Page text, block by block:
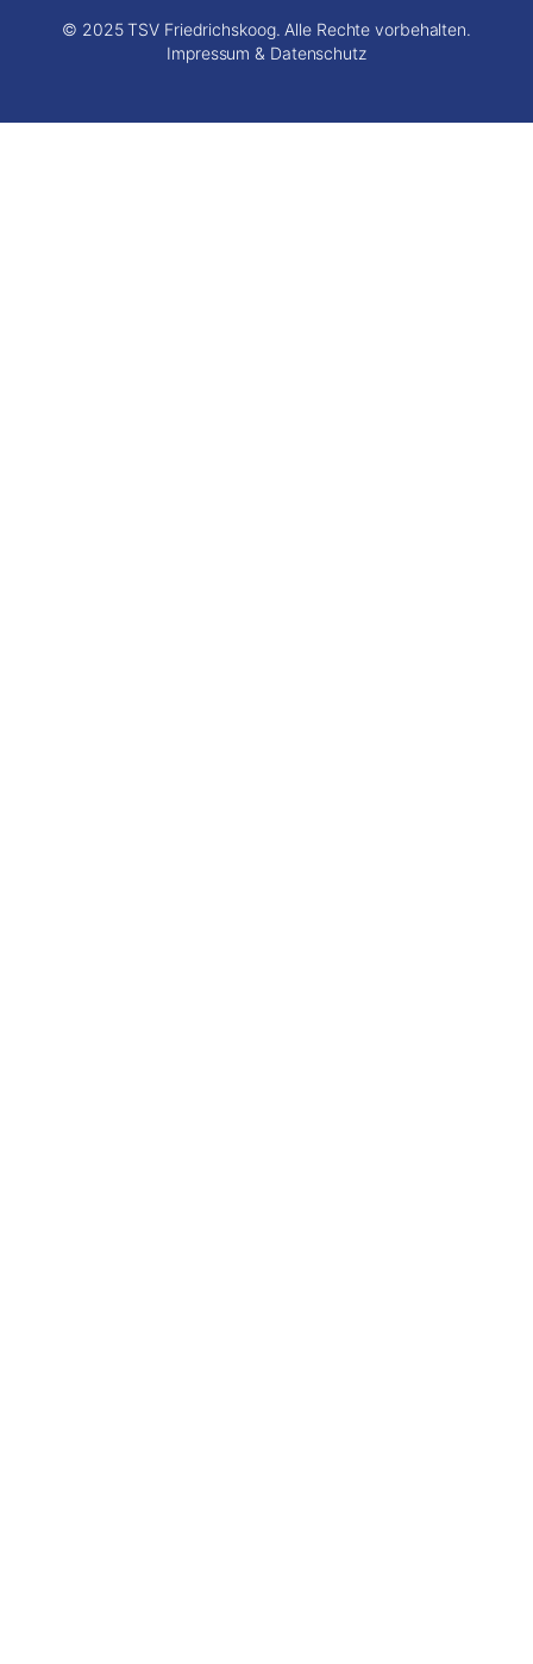
© 2025 TSV Friedrichskoog. Alle Rechte vorbehalten.
Impressum & Datenschutz